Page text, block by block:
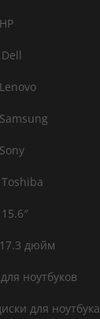
дюйм
ноутбуков
для ноутбука